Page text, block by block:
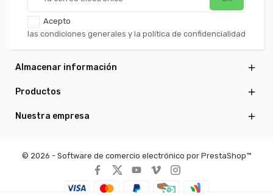
Acepto
las condiciones generales y la política de confidencialidad
Almacenar información 
Productos 
Nuestra empresa 
© 2026 - Software de comercio electrónico por PrestaShop™